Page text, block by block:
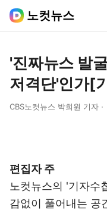
노컷뉴스
'진짜뉴스 발
저격단'인가[
CBS노컷뉴스 박희원 기자
편집자 주
노컷뉴스의 '기자수
감없이 풀어내는 공